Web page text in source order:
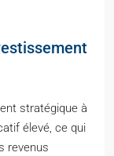
stratégique à
élevé, ce qui
revenus